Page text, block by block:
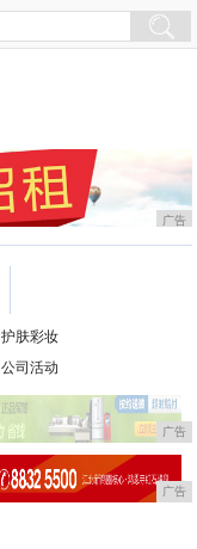
广告
护肤彩妆
公司活动
广告
广告